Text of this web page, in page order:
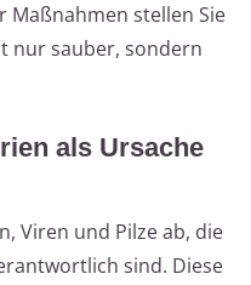
Maßnahmen stellen Sie
nur sauber, sondern
als Ursache
Viren und Pilze ab, die
sind. Diese